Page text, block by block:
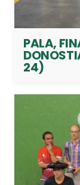
PALA,
24)